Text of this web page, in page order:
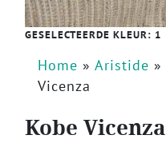
GESELECTEERDE KLEUR: 1
Home » Aristide »
Vicenza
Kobe Vicenza